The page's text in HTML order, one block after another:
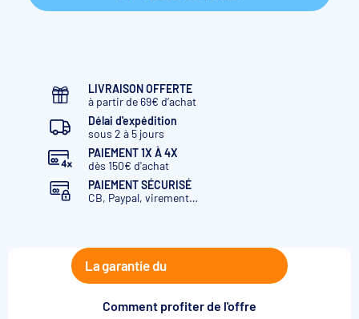
Bleu ciel
Noir
Bleu gris
Menthe
Taupe
LIVRAISON OFFERTE
à partir de 69€ d’achat
Délai d'expédition
sous 2 à 5 jours
PAIEMENT 1X À 4X
dès 150€ d'achat
PAIEMENT SÉCURISÉ
CB, Paypal, virement…
La garantie du
Comment profiter de l'offre